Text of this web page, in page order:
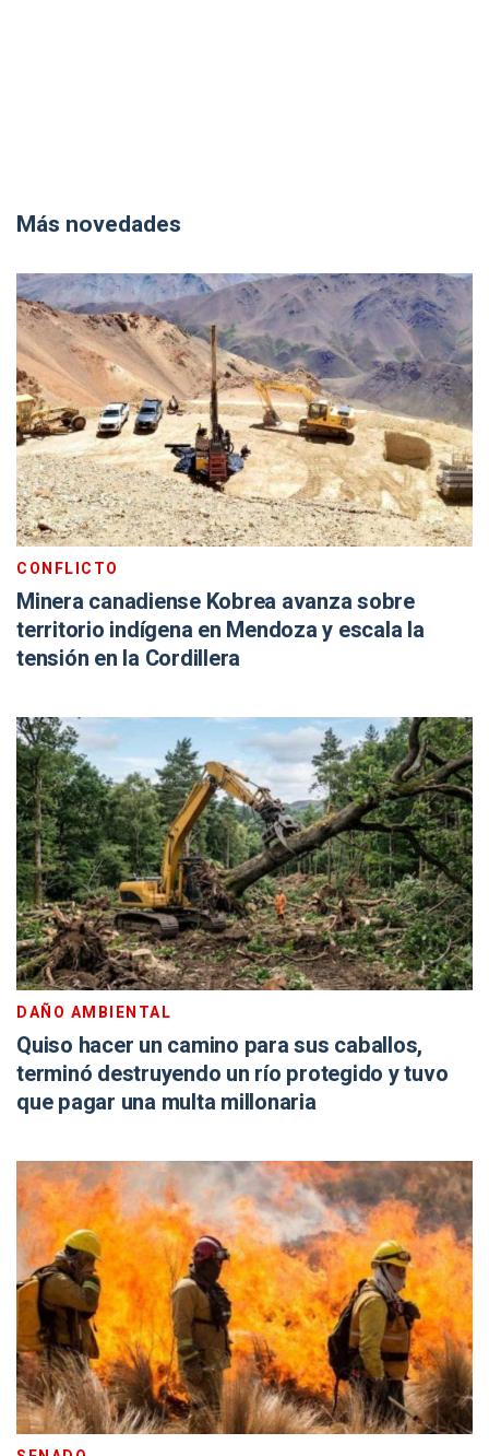
Más novedades
CONFLICTO
Minera canadiense Kobrea avanza sobre
territorio indígena en Mendoza y escala la
tensión en la Cordillera
DAÑO AMBIENTAL
Quiso hacer un camino para sus caballos,
terminó destruyendo un río protegido y tuvo
que pagar una multa millonaria